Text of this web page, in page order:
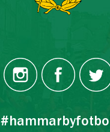
#hammarbyfotboll